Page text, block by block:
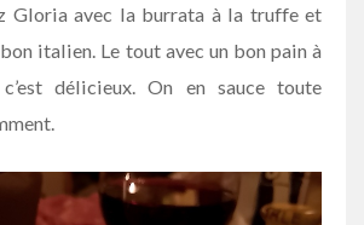
Gloria avec la burrata à la truffe et
italien. Le tout avec un bon pain à
délicieux. On en sauce toute